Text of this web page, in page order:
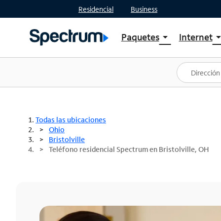
Residencial Business
Paquetesarrow_drop_down
Ver paquetes
Spectrum One
Mejores ofertas
Internetarrow_drop_down
Planes
Todas las ubicaciones
Ohio
Bristolville
Teléfono residencial Spectrum en Bristolville, OH